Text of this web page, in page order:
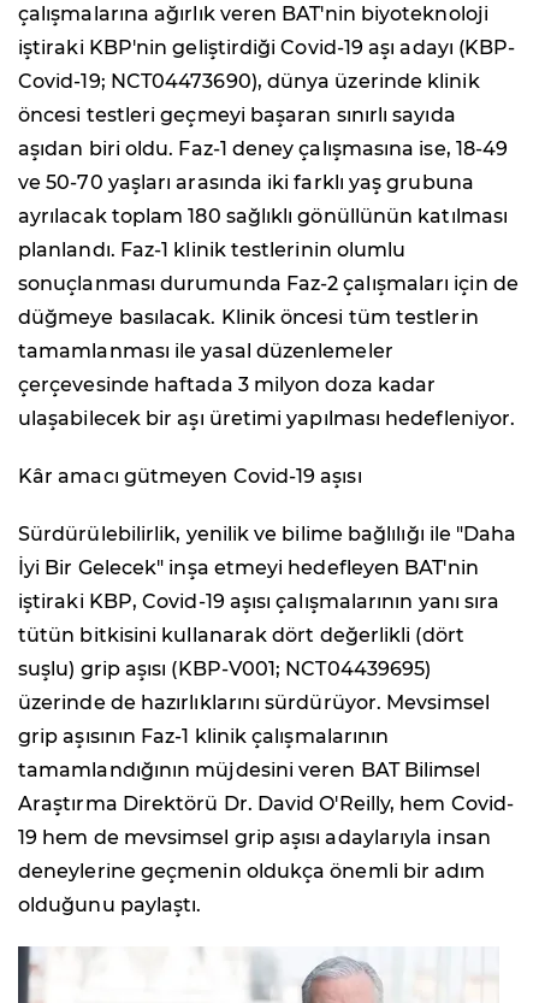
çalışmalarına ağırlık veren BAT'nin biyoteknoloji
iştiraki KBP'nin geliştirdiği Covid-19 aşı adayı (KBP-
Covid-19; NCT04473690), dünya üzerinde klinik
öncesi testleri geçmeyi başaran sınırlı sayıda
aşıdan biri oldu. Faz-1 deney çalışmasına ise, 18-49
ve 50-70 yaşları arasında iki farklı yaş grubuna
ayrılacak toplam 180 sağlıklı gönüllünün katılması
planlandı. Faz-1 klinik testlerinin olumlu
sonuçlanması durumunda Faz-2 çalışmaları için de
düğmeye basılacak. Klinik öncesi tüm testlerin
tamamlanması ile yasal düzenlemeler
çerçevesinde haftada 3 milyon doza kadar
ulaşabilecek bir aşı üretimi yapılması hedefleniyor.
Kâr amacı gütmeyen Covid-19 aşısı
Sürdürülebilirlik, yenilik ve bilime bağlılığı ile "Daha
İyi Bir Gelecek" inşa etmeyi hedefleyen BAT'nin
iştiraki KBP, Covid-19 aşısı çalışmalarının yanı sıra
tütün bitkisini kullanarak dört değerlikli (dört
suşlu) grip aşısı (KBP-V001; NCT04439695)
üzerinde de hazırlıklarını sürdürüyor. Mevsimsel
grip aşısının Faz-1 klinik çalışmalarının
tamamlandığının müjdesini veren BAT Bilimsel
Araştırma Direktörü Dr. David O'Reilly, hem Covid-
19 hem de mevsimsel grip aşısı adaylarıyla insan
deneylerine geçmenin oldukça önemli bir adım
olduğunu paylaştı.